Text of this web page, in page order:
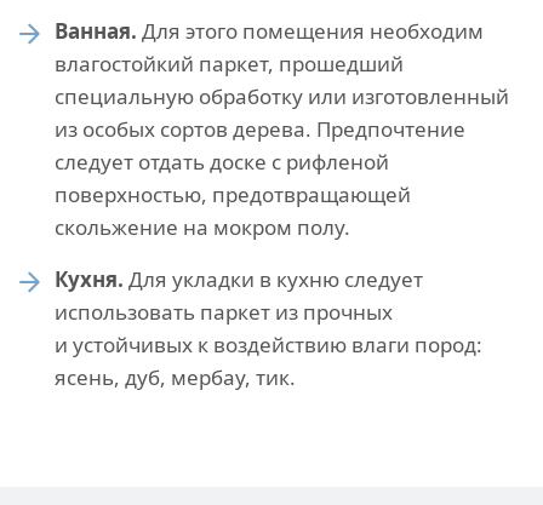
Ванная. Для этого помещения необходим
влагостойкий паркет, прошедший
специальную обработку или изготовленный
из особых сортов дерева. Предпочтение
следует отдать доске с рифленой
поверхностью, предотвращающей
скольжение на мокром полу.
Кухня. Для укладки в кухню следует
использовать паркет из прочных
и устойчивых к воздействию влаги пород:
ясень, дуб, мербау, тик.